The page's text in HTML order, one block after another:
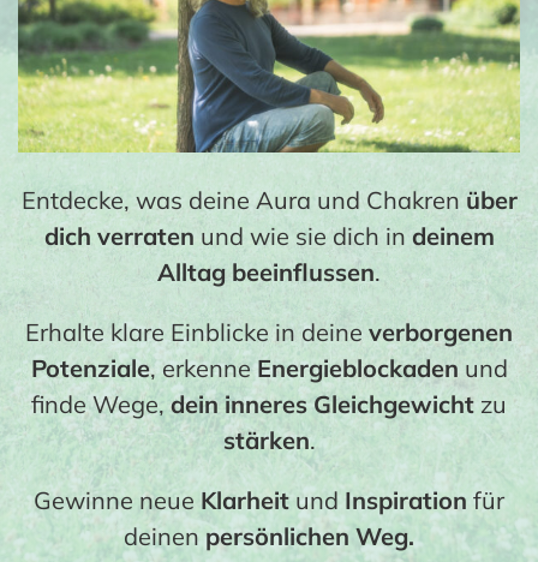
SHOP
Entdecke, was deine Aura und Chakren über
dich verraten und wie sie dich in deinem
Alltag beeinflussen.
Erhalte klare Einblicke in deine verborgenen
Potenziale, erkenneEnergieblockaden und
finde Wege,dein inneres Gleichgewicht zu
stärken.
Gewinne neue Klarheit und Inspiration für
deinen persönlichen Weg.